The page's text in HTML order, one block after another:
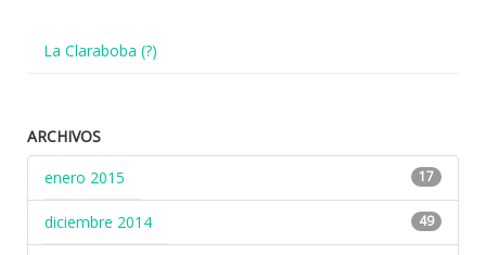
La Claraboba (?)
ARCHIVOS
enero 2015
17
diciembre 2014 49